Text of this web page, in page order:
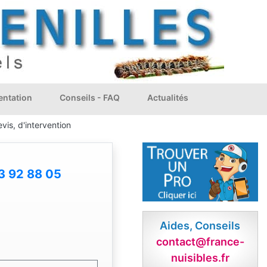
Conseils - FAQ Actualités
d'intervention
92 88 05
Aides, Conseils
contact@france-
nuisibles.fr